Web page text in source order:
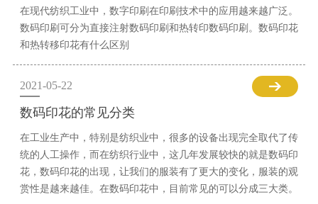
在现代纺织工业中，数字印刷在印刷技术中的应用越来越广泛。
数码印刷可分为直接注射数码印刷和热转印数码印刷。数码印花
和热转移印花有什么区别
2021-05-22
数码印花的常见分类
在工业生产中，特别是纺织业中，很多的设备出现完全取代了传
统的人工操作，而在纺织行业中，这几年发展较快的就是数码印
花，数码印花的出现，让我们的服装有了更大的变化，服装的观
赏性是越来越佳。在数码印花中，目前常见的可以分成三大类。